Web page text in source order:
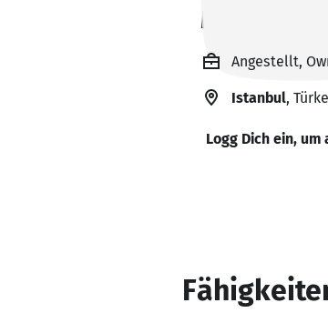
Migrenim
Angestellt,
Istanbul,
Logg Dich ein,